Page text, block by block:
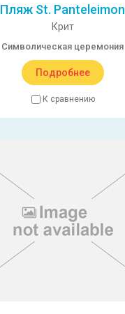
Пляж St. Panteleimon
Крит
Символическая церемония
Подробнее
К сравнению